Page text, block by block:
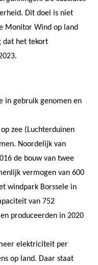
Dit doel is niet
Monitor Wind op land
dat het tekort
in gebruik genomen en
zee (Luchterduinen
Noordelijk van
de bouw van twee
vermogen van 600
windpark Borssele in
van 752
produceerden in 2020
elektriciteit per
op land. Daar staat